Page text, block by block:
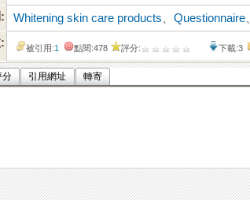
Whitening skin care products 、Questionnaire
被引用:1 點閱:478 評分: 下載:3
分 引用網址 轉寄